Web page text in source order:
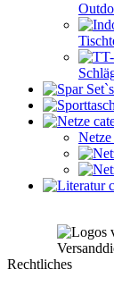
Netze
Rechtliches